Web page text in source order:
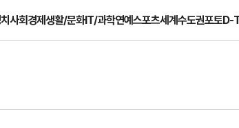
사회경제생활/문화IT/과학연예스포츠세계수도권포토D-